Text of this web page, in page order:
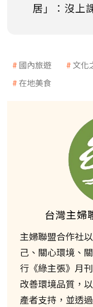
居」：沒上
國內旅遊 文化
在地美食
台灣主婦
主婦聯盟合作社
己、關心環境、
行《綠主張》月
改善環境品質，
產者支持，並透